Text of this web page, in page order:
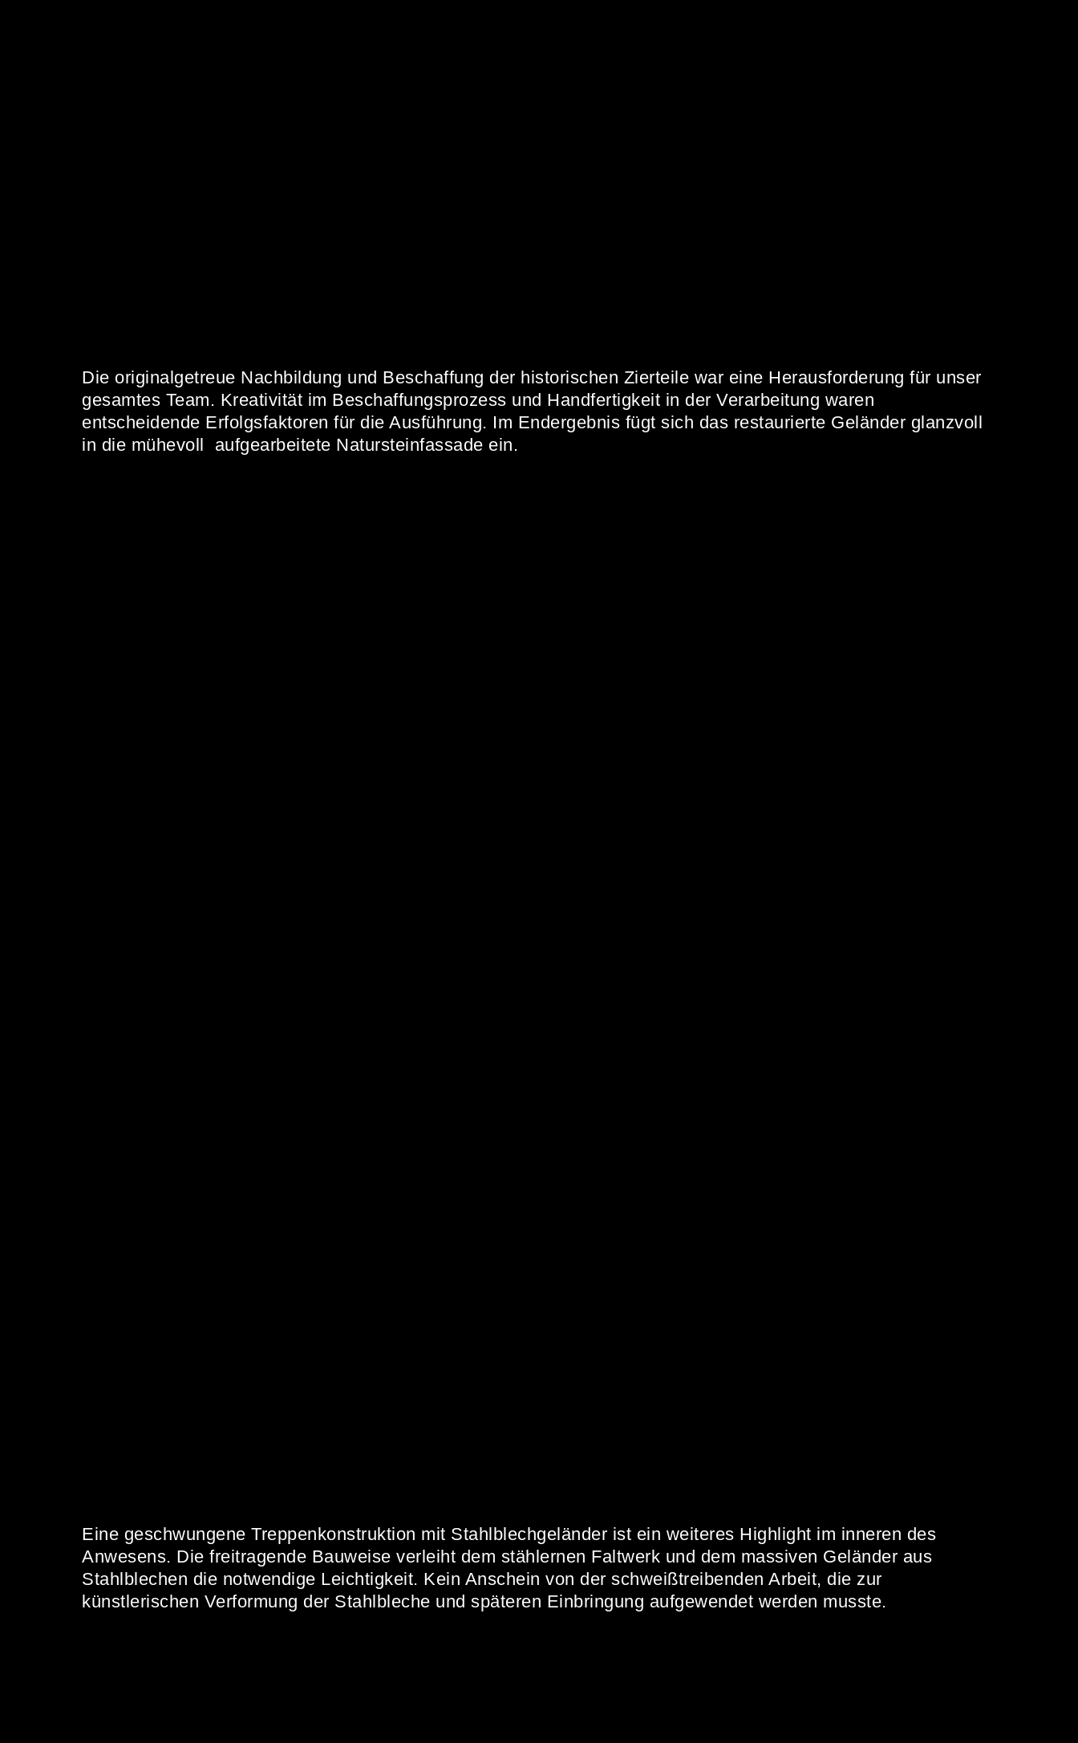
Die originalgetreue Nachbildung und Beschaffung der historischen Zierteile war eine Herausforderung für unser
gesamtes Team. Kreativität im Beschaffungsprozess und Handfertigkeit in der Verarbeitung waren
entscheidende Erfolgsfaktoren für die Ausführung. Im Endergebnis fügt sich das restaurierte Geländer glanzvoll
in die mühevoll aufgearbeitete Natursteinfassade ein.
Eine geschwungene Treppenkonstruktion mit Stahlblechgeländer ist ein weiteres Highlight im inneren des
Anwesens. Die freitragende Bauweise verleiht dem stählernen Faltwerk und dem massiven Geländer aus
Stahlblechen die notwendige Leichtigkeit. Kein Anschein von der schweißtreibenden Arbeit, die zur
künstlerischen Verformung der Stahlbleche und späteren Einbringung aufgewendet werden musste.